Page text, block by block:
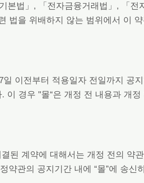
본법」, 「전자금융거래법」, 「전
법을 위배하지 않는 범위에서 이
이전부터 적용일자 전일까지 공지
경우 "몰“은 개정 전 내용과 개정
된 계약에 대해서는 개정 전의 약
관의 공지기간 내에 “몰”에 송신